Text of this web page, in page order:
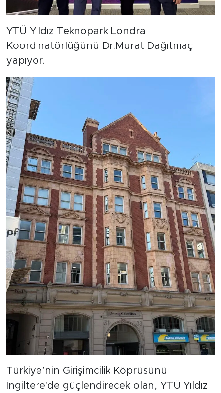
YTÜ Yıldız Teknopark Londra
Koordinatörlüğünü Dr.Murat Dağıtmaç
yapıyor.
Türkiye’nin Girişimcilik Köprüsünü
İngiltere'de güçlendirecek olan, YTÜ Yıldız